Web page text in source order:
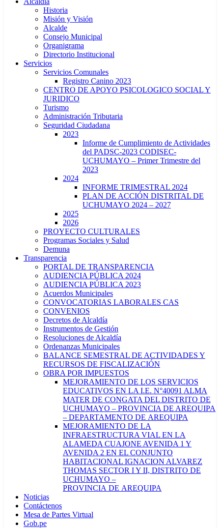
Historia
Misión y Visión
Alcalde
Consejo Municipal
Organigrama
Directorio Institucional
Servicios
Servicios Comunales
Registro Canino 2023
CENTRO DE APOYO PSICOLOGICO SOCIAL Y
JURIDICO
Turismo
Administración Tributaria
Seguridad Ciudadana
2023
Informe de Cumplimiento de Actividades
del PADSC-2023 CODISEC-
UCHUMAYO – Primer Trimestre del
2023
2024
INFORME TRIMESTRAL 2024
PLAN DE ACCIÓN DISTRITAL DE
UCHUMAYO 2024 – 2027
2025
2026
PROYECTO CULTURALES
Programas Sociales y Salud
Demuna
Transparencia
PORTAL DE TRANSPARENCIA
AUDIENCIA PÚBLICA 2024
AUDIENCIA PÚBLICA 2023
Acuerdos Municipales
CONVOCATORIAS LABORALES CAS
CONVENIOS
Decretos de Alcaldía
Instrumentos de Gestión
Resoluciones de Alcaldía
Ordenanzas Municipales
BALANCE SEMESTRAL DE ACTIVIDADES Y
RECURSOS DE FISCALIZACIÓN
OBRA POR IMPUESTOS
MEJORAMIENTO DE LOS SERVICIOS
EDUCATIVOS EN LA I.E. N°40091 ALMA
MATER DE CONGATA DEL DISTRITO DE
UCHUMAYO – PROVINCIA DE AREQUIPA
– DEPARTAMENTO DE AREQUIPA
MEJORAMIENTO DE LA
INFRAESTRUCTURA VIAL EN LA
ALAMEDA CUAJONE AVENIDA 1 Y
AVENIDA 2 EN EL CONJUNTO
HABITACIONAL IGNACION ALVAREZ
THOMAS SECTOR I Y II, DISTRITO DE
UCHUMAYO –
PROVINCIA DE AREQUIPA
Noticias
Contáctenos
Mesa de Partes Virtual
Gob.pe